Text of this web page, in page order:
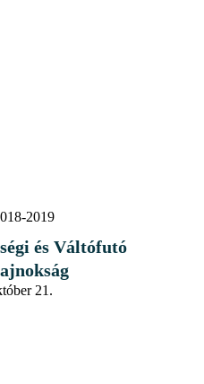
2019
és Váltófutó
21.